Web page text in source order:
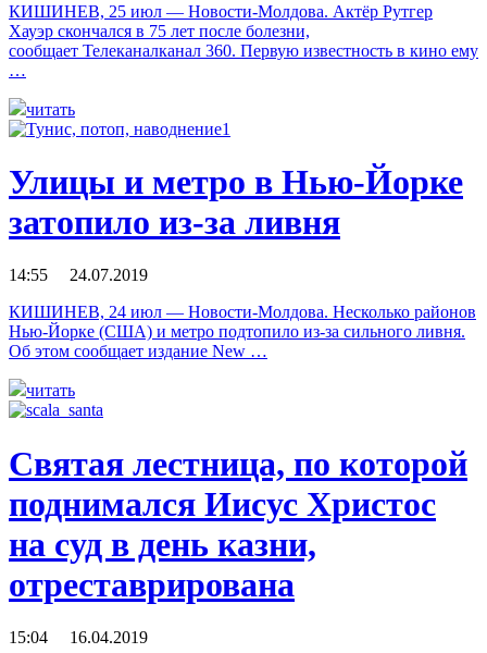
КИШИНЕВ, 25 июл — Новости-Молдова. Актёр Рутгер
Хауэр скончался в 75 лет после болезни,
сообщает Телеканалканал 360. Первую известность в кино ему
…
читать
Улицы и метро в Нью-Йорке
затопило из-за ливня
14:55 24.07.2019
КИШИНЕВ, 24 июл — Новости-Молдова. Несколько районов
Нью-Йорке (США) и метро подтопило из-за сильного ливня.
Об этом сообщает издание New …
читать
Святая лестница, по которой
поднимался Иисус Христос
на суд в день казни,
отреставрирована
15:04 16.04.2019